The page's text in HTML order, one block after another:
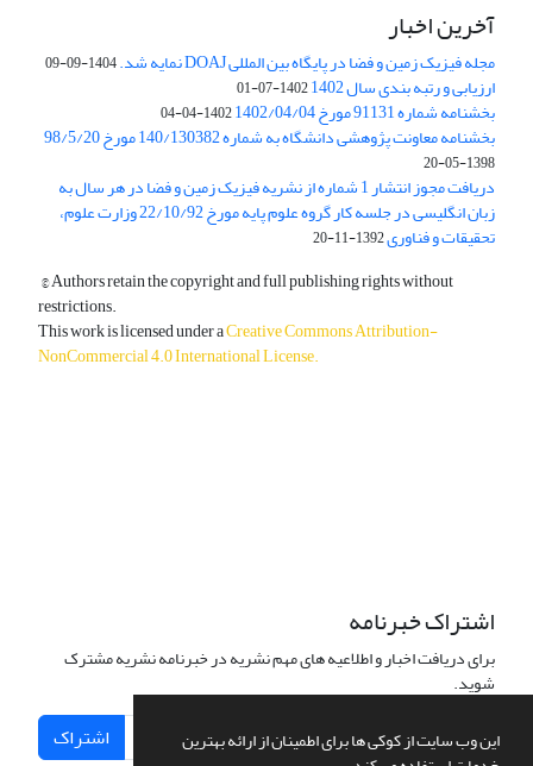
این وب سایت از کوکی ها برای اطمینان از ارائه بهترین
آخرین اخبار
مجله فیزیک زمین و فضا در پایگاه بین المللی DOAJ نمایه شد. 1404-09-09
ارزیابی و رتبه بندی سال 1402 1402-07-01
بخشنامه شماره 91131 مورخ 1402/04/04 1402-04-04
بخشنامه معاونت پژوهشی دانشگاه به شماره 140/130382 مورخ 98/5/20
1398-05-20
دریافت مجوز انتشار 1 شماره از نشریه فیزیک زمین و فضا در هر سال به
زبان انگلیسی در جلسه کار گروه علوم پایه مورخ 22/10/92 وزارت علوم،
تحقیقات و فناوری1392-11-20
© Authors retain the copyright and full publishing rights without
restrictions.
This work is licensed under aCreative Commons Attribution-
NonCommercial 4.0 International License.
اشتراک خبرنامه
برای دریافت اخبار و اطلاعیه های مهم نشریه در خبرنامه نشریه مشترک
شوید.
اشتراک